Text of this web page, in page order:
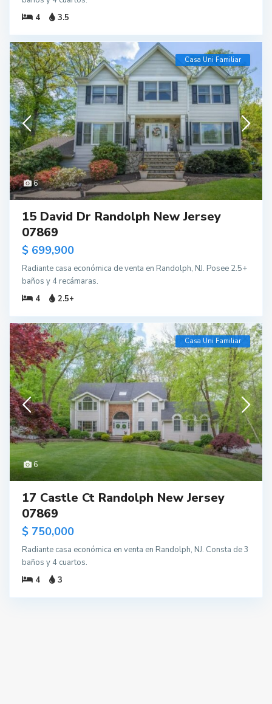
4
3.5
6
Casa Uni Familiar
15 David Dr Randolph New Jersey
07869
$ 699,900
Radiante casa económica de venta en Randolph, NJ. Posee 2.5+
baños y 4 recámaras.
4
2.5+
6
Casa Uni Familiar
17 Castle Ct Randolph New Jersey
07869
$ 750,000
Radiante casa económica en venta en Randolph, NJ. Consta de 3
baños y 4 cuartos.
4
3